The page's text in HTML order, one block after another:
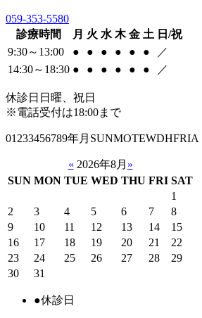
059-353-5580
診療時間
月 火 水 木 金 土 日/祝
9:30～13:00
● ● ● ● ● ●
／
14:30～18:30 ● ● ● ● ● ● ／
休診日 日曜、祝日
※電話受付は18:00まで
01233456789年月SUNMOTEWDHFRIA
« 2026年8月 »
SUN MON TUE WED THU FRI SAT
1
2
3 4 5 6 7
8
9
10 11 12 13 14
15
16
17 18 19 20 21
22
23
24 25 26 27 28
29
30
31
●休診日